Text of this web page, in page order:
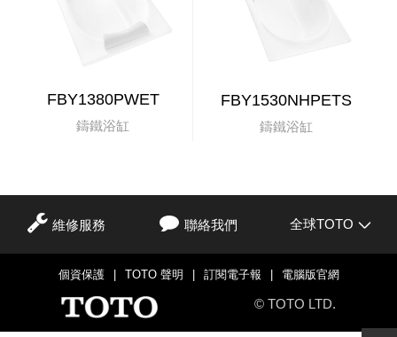
FBY1380PWET
鑄鐵浴缸
FBY1530NHPETS
鑄鐵浴缸
維修服務 聯絡我們 全球TOTO
個資保護 TOTO 聲明 訂閱電子報 電腦版官網
© TOTO LTD.